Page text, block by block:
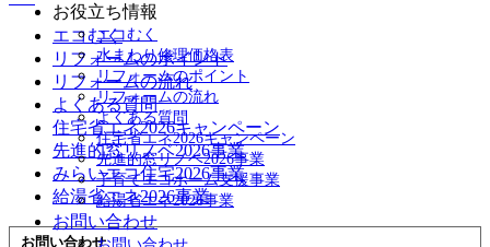
お役立ち情報
エコむく
水まわり修理価格表
リフォームのポイント
リフォームの流れ
よくある質問
住宅省エネ2026キャンペーン
先進的窓リノベ2026事業
子育てエコホーム支援事業
給湯省エネ2026事業
お問い合わせ
エコむく
リフォームのポイント
リフォームの流れ
よくある質問
住宅省エネ2026キャンペーン
先進的窓リノベ2026事業
みらいエコ住宅2026事業
給湯省エネ2026事業
お問い合わせ